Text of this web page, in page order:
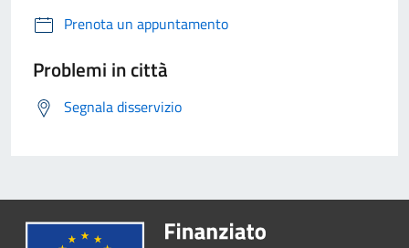
Prenota un appuntamento
Problemi in città
Segnala disservizio